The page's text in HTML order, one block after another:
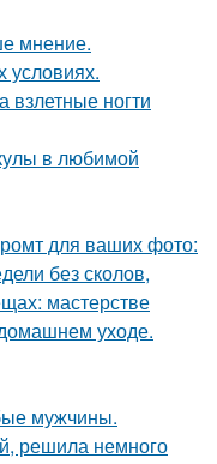
мнение.
условиях.
взлетные ногти
в любимой
для ваших фото:
без сколов,
мастерстве
уходе.
мужчины.
решила немного